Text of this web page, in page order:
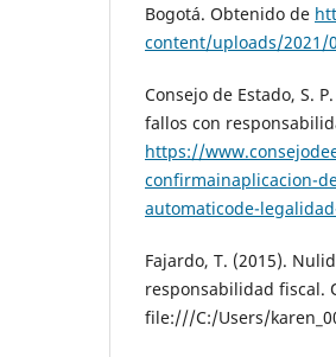
Bogotá. Obtenido de
content/uploads/2021/
Consejo de Estado, S.
fallos con
https://
confirmainaplicacion-
automaticode-
Fajardo, T. (2015).
responsabilidad fiscal.
file:///C:/Users/